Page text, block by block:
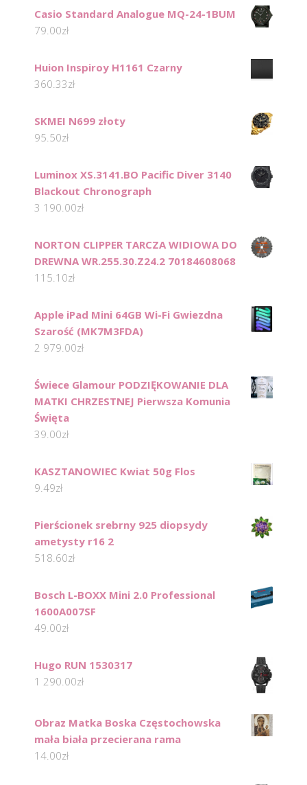
Casio Standard Analogue MQ-24-1BUM
79.00zł
Huion Inspiroy H1161 Czarny
360.33zł
SKMEI N699 złoty
95.50zł
Luminox XS.3141.BO Pacific Diver 3140
Blackout Chronograph
3 190.00zł
NORTON CLIPPER TARCZA WIDIOWA DO
DREWNA WR.255.30.Z24.2 70184608068
115.10zł
Apple iPad Mini 64GB Wi-Fi Gwiezdna
Szarość (MK7M3FDA)
2 979.00zł
Świece Glamour PODZIĘKOWANIE DLA
MATKI CHRZESTNEJ Pierwsza Komunia
Święta
39.00zł
KASZTANOWIEC Kwiat 50g Flos
9.49zł
Pierścionek srebrny 925 diopsydy
ametysty r16 2
518.60zł
Bosch L-BOXX Mini 2.0 Professional
1600A007SF
49.00zł
Hugo RUN 1530317
1 290.00zł
Obraz Matka Boska Częstochowska
mała biała przecierana rama
14.00zł